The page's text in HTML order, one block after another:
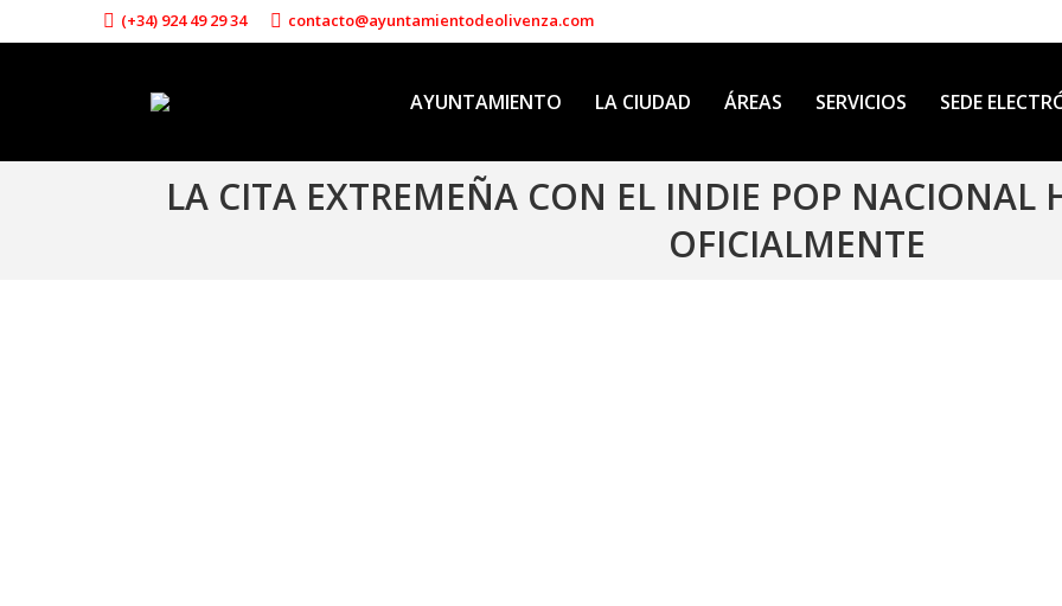
(+34) 924 49 29 34 contacto@ayuntamientodeolivenza.com
AYUNTAMIENTO LA CIUDAD ÁREAS SERVICIOS SEDE
LA CITA EXTREMEÑA CON EL INDIE POP NACIONAL
OFICIALMENTE